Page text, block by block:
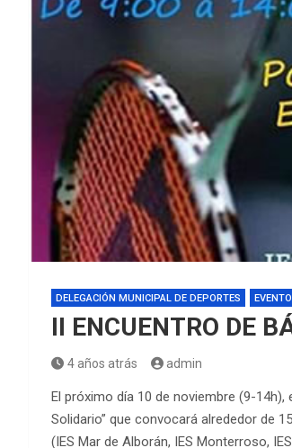
DELEGACIÓN MUNICIPAL DE DEPORTES
II ENCUENTRO DE
4 años atrás admin
El próximo día 10 de noviembre (9-
Solidario” que convocará alrededor de
(IES Mar de Alborán, IES Monterroso,